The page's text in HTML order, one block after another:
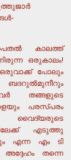
കാലത്ത്
ഒരുകാലം!
പോലും
ബദറുല്‍മുനീറും
തങ്ങളുടെ
പരസ്പരം
വൈദ്യരുടെ
എടുത്തു
എന്ന എം ടി
തന്നെ